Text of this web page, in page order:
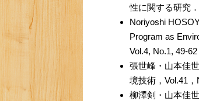
性に関する研究
Noriyoshi
Program as
Vol.4, No.1, 49-62
張世峰・山本佳
境技術，Vol.41
柳澤剣・山本佳